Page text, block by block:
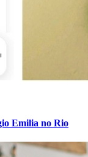
Emilia no Rio